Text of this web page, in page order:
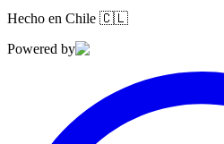
Hecho en Chile 🇨🇱
Powered by